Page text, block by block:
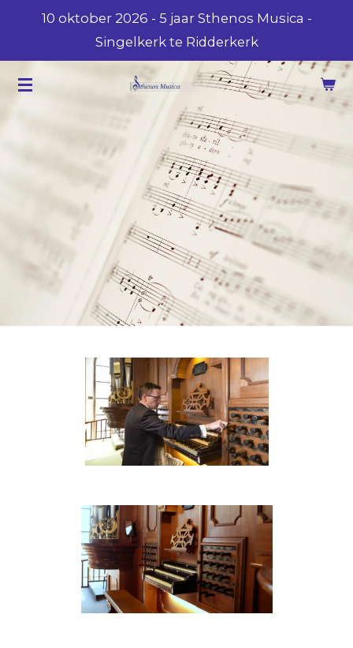
naar
de
10 oktober 2026 - 5 jaar Sthenos Musica -
Singelkerk te Ridderkerk